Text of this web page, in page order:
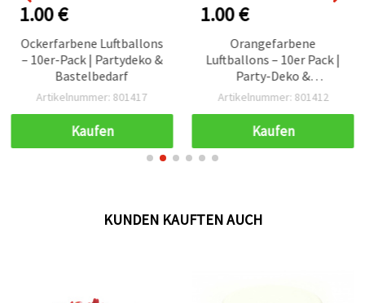
1.00 €
Ockerfarbene Luftballons
– 10er-Pack | Partydeko &
Bastelbedarf
Artikelnummer: 801417
Kaufen
1.00 €
Orangefarbene
Luftballons – 10er Pack |
Party-Deko &
Bastelbedarf
Artikelnummer: 801412
Kaufen
KUNDEN KAUFTEN AUCH